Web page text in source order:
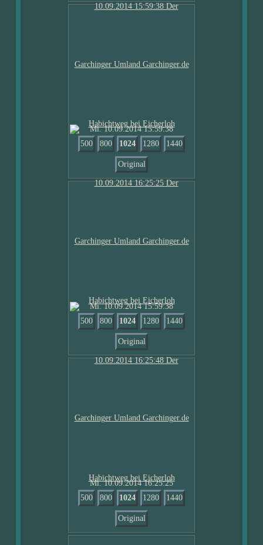
Mi. 10.09.2014 15:59:38
500
800 1024 1280 1440
Original
Mi. 10.09.2014 15:59:38
500
800 1024 1280 1440
Original
Mi. 10.09.2014 16:25:25
500
800 1024 1280 1440
Original